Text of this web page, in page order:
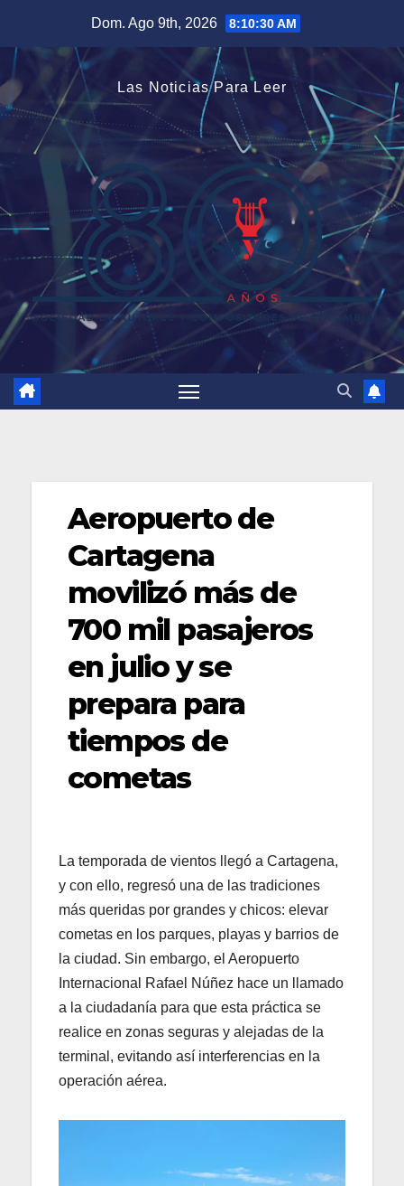
contenido
Dom. Ago 9th, 2026 8:10:31 AM
Las Noticias Para Leer
Aeropuerto de
Cartagena
movilizó más de
700 mil pasajeros
en julio y se
prepara para
tiempos de
cometas
La temporada de vientos llegó a Cartagena,
y con ello, regresó una de las tradiciones
más queridas por grandes y chicos: elevar
cometas en los parques, playas y barrios de
la ciudad. Sin embargo, el Aeropuerto
Internacional Rafael Núñez hace un llamado
a la ciudadanía para que esta práctica se
realice en zonas seguras y alejadas de la
terminal, evitando así interferencias en la
operación aérea.